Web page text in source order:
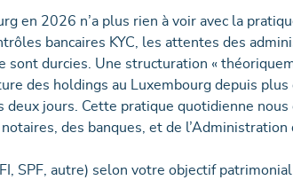
en 2026 n’a plus rien à voir avec la
bancaires KYC, les attentes des
sont durcies. Une structuration «
des holdings au Luxembourg depuis plus
jours. Cette pratique quotidienne
des banques, et de l’Administration
SPF, autre) selon votre objectif